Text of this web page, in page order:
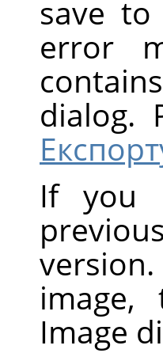
save
error
dialog.
If you
Image